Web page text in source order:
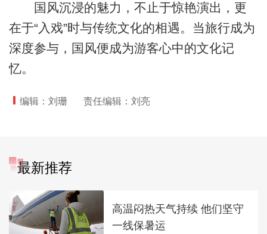
国风沉浸的魅力，不止于惊艳演出，更
在于“入戏”时与传统文化的相遇。当旅行成为
深度参与，国风便成为游客心中的文化记
忆。
编辑：刘珊 责任编辑：刘亮
最新推荐
高温闷热天气持续 他们坚守
一线保暑运